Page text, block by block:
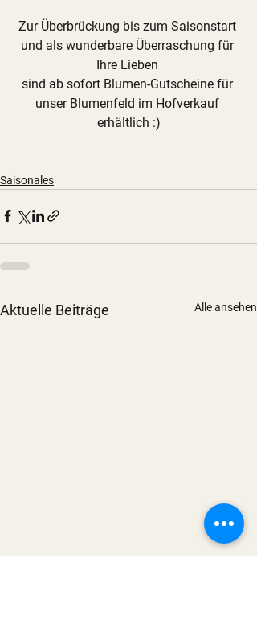
Zur Überbrückung bis zum Saisonstart
und als wunderbare Überraschung für
Ihre Lieben
sind ab sofort Blumen-Gutscheine für
unser Blumenfeld im Hofverkauf
erhältlich :)
Saisonales
Aktuelle Beiträge Alle ansehen